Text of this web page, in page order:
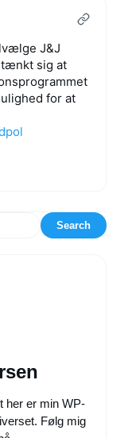
J&J
tænkt sig at
for at
Search
her er min WP-
Følg mig